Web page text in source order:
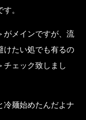
。
がメインですが、流
けたい処でも有るの
チェック致しまし
冷麺始めたんだよナ